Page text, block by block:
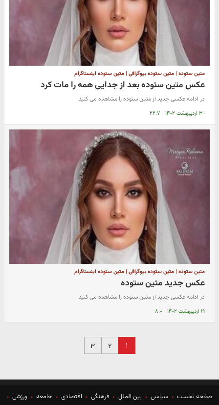
متین ستوده | متین ستوده بیوگرافی | متین ستوده اینستاگرام
عکس متین ستوده بعد از جدایی همه را مات کرد
در ادامه عکسی جدید از متین ستوده را مشاهده می کنید
۳۰ اردیبهشت ۱۴۰۲ | ۲۲:۷
متین ستوده | متین ستوده بیوگرافی | متین ستوده اینستاگرام
عکس جدید متین ستوده
در ادامه عکسی جدید از متین ستوده را مشاهده می کنید
۱۹ اردیبهشت ۱۴۰۲ | ۸:۰
۱ ۲ ۳
صفحه نخست سیاسی بین الملل فرهنگی اقتصادی جامعه
ورزشی